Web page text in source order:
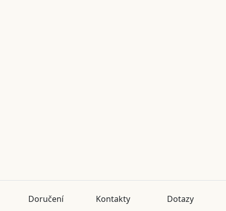
Doručení Kontakty Dotazy